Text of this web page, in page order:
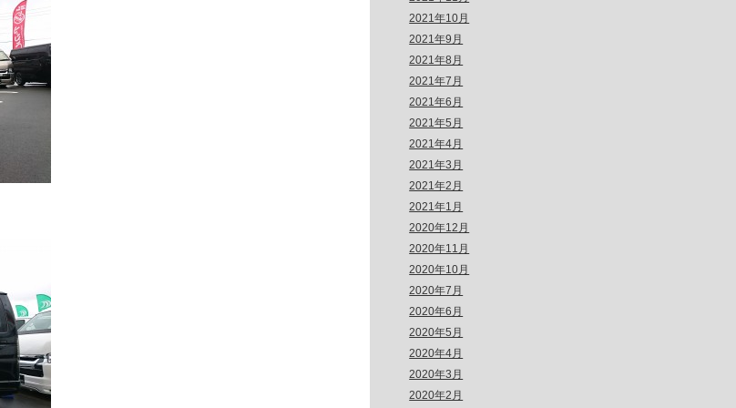
2021年10月
2021年9月
2021年8月
2021年7月
2021年6月
2021年5月
2021年4月
2021年3月
2021年2月
2021年1月
2020年12月
2020年11月
2020年10月
2020年7月
2020年6月
2020年5月
2020年4月
2020年3月
2020年2月